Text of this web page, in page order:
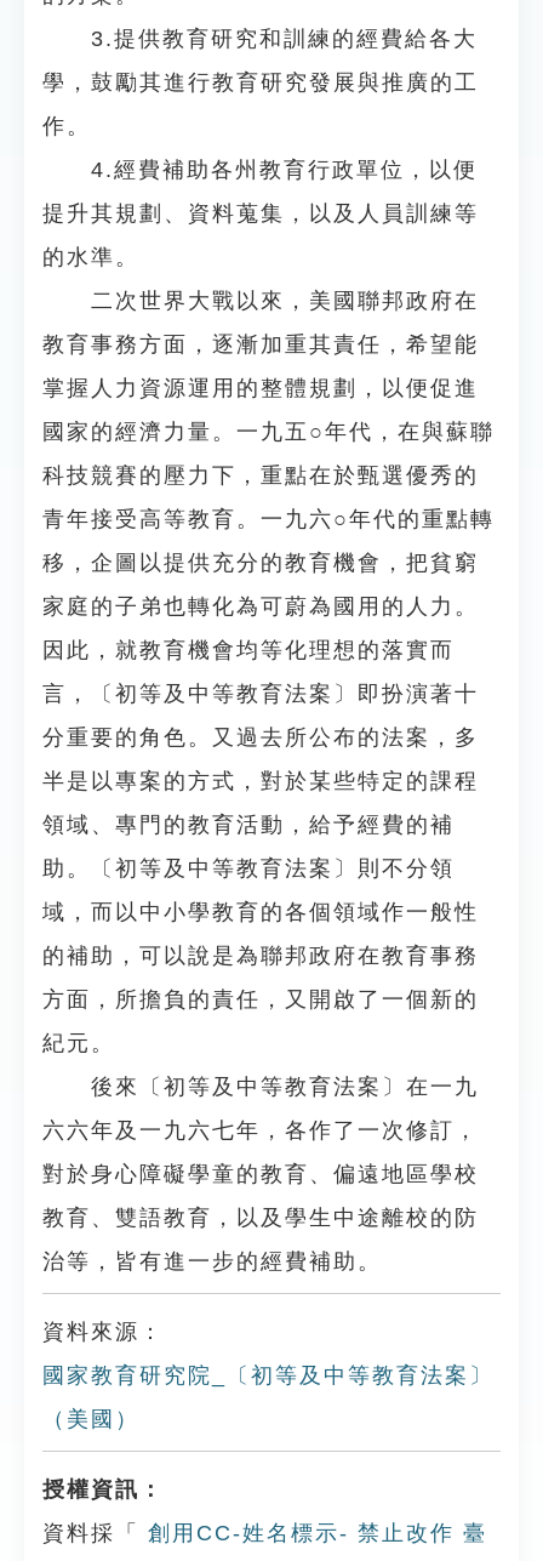
3.提供教育研究和訓練的經費給各大
學，鼓勵其進行教育研究發展與推廣的工
作。
4.經費補助各州教育行政單位，以便
提升其規劃、資料蒐集，以及人員訓練等
的水準。
二次世界大戰以來，美國聯邦政府在
教育事務方面，逐漸加重其責任，希望能
掌握人力資源運用的整體規劃，以便促進
國家的經濟力量。一九五○年代，在與蘇聯
科技競賽的壓力下，重點在於甄選優秀的
青年接受高等教育。一九六○年代的重點轉
移，企圖以提供充分的教育機會，把貧窮
家庭的子弟也轉化為可蔚為國用的人力。
因此，就教育機會均等化理想的落實而
言，〔初等及中等教育法案〕即扮演著十
分重要的角色。又過去所公布的法案，多
半是以專案的方式，對於某些特定的課程
領域、專門的教育活動，給予經費的補
助。〔初等及中等教育法案〕則不分領
域，而以中小學教育的各個領域作一般性
的補助，可以說是為聯邦政府在教育事務
方面，所擔負的責任，又開啟了一個新的
紀元。
後來〔初等及中等教育法案〕在一九
六六年及一九六七年，各作了一次修訂，
對於身心障礙學童的教育、偏遠地區學校
教育、雙語教育，以及學生中途離校的防
治等，皆有進一步的經費補助。
資料來源：
國家教育研究院_〔初等及中等教育法案〕
（美國）
授權資訊：
資料採「
創用CC-姓名標示- 禁止改作 臺